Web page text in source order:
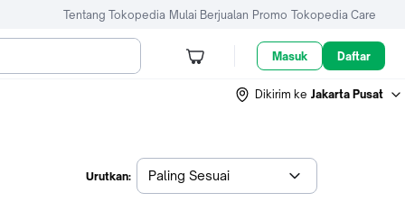
Tentang Tokopedia Mulai Berjualan Promo Tokopedia Care
Masuk Daftar
Dikirim ke Jakarta Pusat
Urutkan: Paling Sesuai